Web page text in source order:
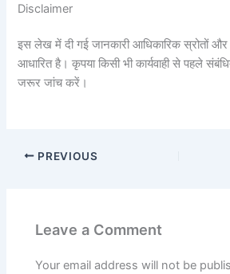
Disclaimer
इस लेख में दी गई जानकारी आधिकारिक स्रोतों और
आधारित है। कृपया किसी भी कार्यवाही से पहले
जरूर जांच करें।
PREVIOUS
Leave a Comment
Your email address will not be